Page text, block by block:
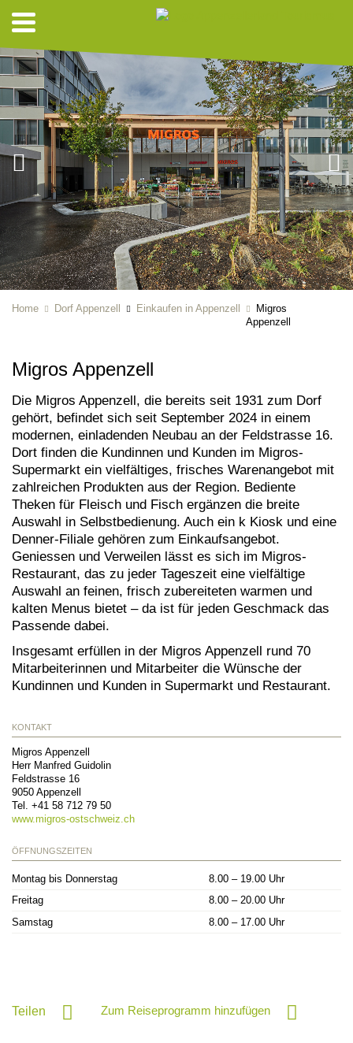
Home Dorf Appenzell Einkaufen in Appenzell
Migros
Appenzell
Migros Appenzell
Die Migros Appenzell, die bereits seit 1931 zum Dorf
gehört, befindet sich seit September 2024 in einem
modernen, einladenden Neubau an der Feldstrasse 16.
Dort finden die Kundinnen und Kunden im Migros-
Supermarkt ein vielfältiges, frisches Warenangebot mit
zahlreichen Produkten aus der Region. Bediente
Theken für Fleisch und Fisch ergänzen die breite
Auswahl in Selbstbedienung. Auch ein k Kiosk und eine
Denner-Filiale gehören zum Einkaufsangebot.
Geniessen und Verweilen lässt es sich im Migros-
Restaurant, das zu jeder Tageszeit eine vielfältige
Auswahl an feinen, frisch zubereiteten warmen und
kalten Menus bietet – da ist für jeden Geschmack das
Passende dabei.
Insgesamt erfüllen in der Migros Appenzell rund 70
Mitarbeiterinnen und Mitarbeiter die Wünsche der
Kundinnen und Kunden in Supermarkt und Restaurant.
KONTAKT
Migros Appenzell
Herr Manfred Guidolin
Feldstrasse 16
9050 Appenzell
Tel. +41 58 712 79 50
www.migros-ostschweiz.ch
ÖFFNUNGSZEITEN
Montag bis Donnerstag
8.00 – 19.00 Uhr
Freitag
8.00 – 20.00 Uhr
Samstag
8.00 – 17.00 Uhr
Teilen Zum Reiseprogramm hinzufügen